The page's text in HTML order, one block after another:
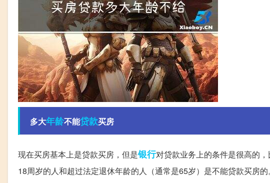
多大年龄不能贷款买房
现在买房基本上是贷款买房，但是银行对贷款业务上的条件是很高的
18周岁的人和超过法定退休年龄的人（通常是65岁）是不能贷款买房